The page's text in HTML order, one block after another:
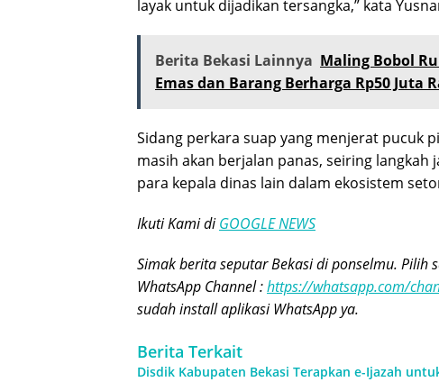
layak untuk dijadikan tersangka,” kata
Berita Bekasi Lainnya Maling Bobol
Emas dan Barang Berharga Rp50 Juta
Sidang perkara suap yang menjerat pucuk
masih akan berjalan panas, seiring
para kepala dinas lain dalam ekosistem
Ikuti Kami diGOOGLE NEWS
Simak berita seputar Bekasi di ponselmu.
WhatsApp Channel :https://whatsapp.com/
sudah install aplikasi WhatsApp ya.
Berita Terkait
Disdik Kabupaten Bekasi Terapkan e-Ijazah